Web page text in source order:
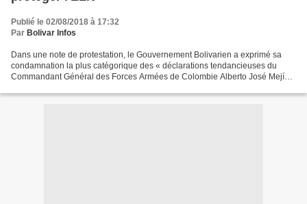
Publié le 02/08/2018 à 17:32
Par Bolivar Infos
Dans une note de protestation, le Gouvernement Bolivarien a exprimé sa
condamnation la plus catégorique des « déclarations tendancieuses du
Commandant Général des Forces Armées de Colombie Alberto José Mejía »